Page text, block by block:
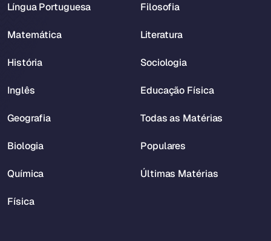
Língua Portuguesa
Matemática
História
Inglês
Geografia
Biologia
Química
Física
Filosofia
Literatura
Sociologia
Educação Física
Todas as Matérias
Populares
Últimas Matérias